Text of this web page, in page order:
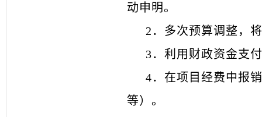
动申明。
2．多次预算调整，
3．利用财政资金支
4．在项目经费中报
等）。